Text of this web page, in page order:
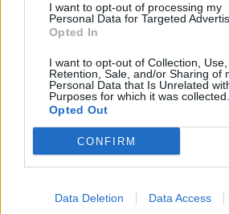
I want to opt-out of processing my
Personal Data for Targeted
Opted In
I want to opt-out of Collection, Use,
Retention, Sale, and/or Sharing of
Personal Data that Is Unrelated
Purposes for which it was collected.
Opted Out
CONFIRM
Data Deletion Data Access
Komentaras